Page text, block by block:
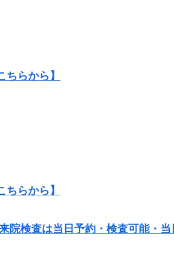
らから】
らから】
院検査は当日予約・検査可能・